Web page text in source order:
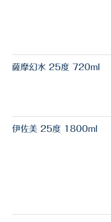
薩摩幻水 25度 720ml
伊佐美 25度 1800ml